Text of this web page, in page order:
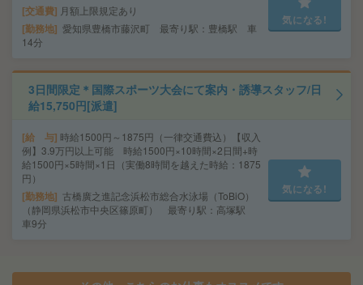
交通費 月額上限規定あり
勤務地 愛知県豊橋市藤沢町 最寄り駅：豊橋駅 車
14分
気になる!
3日間限定＊国際スポーツ大会にて案内・誘導スタッフ/日
給15,750円[派遣]
給 与 時給1500円～1875円（一律交通費込）【収入
例】3.9万円以上可能 時給1500円×10時間×2日間+時
給1500円×5時間×1日（実働8時間を越えた時給：1875
円）
勤務地
古橋廣之進記念浜松市総合水泳場（ToBiO）
（静岡県浜松市中央区篠原町） 最寄り駅：高塚駅
車9分
気になる!